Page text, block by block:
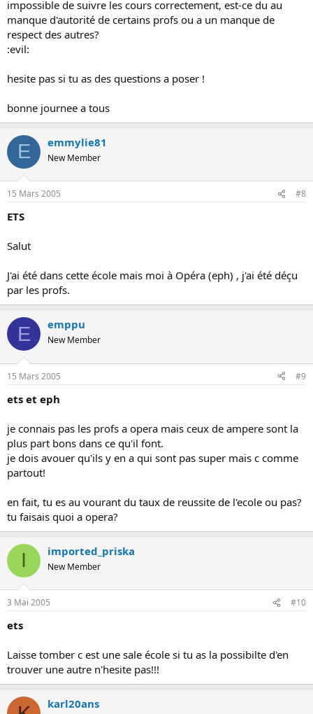
impossible de suivre les cours correctement, est-ce du au
manque d'autorité de certains profs ou a un manque de
respect des autres?
:evil:
hesite pas si tu as des questions a poser !
bonne journee a tous
E emmylie81
New Member
15 Mars 2005 #8
ETS
Salut
J'ai été dans cette école mais moi à Opéra (eph) , j'ai été déçu
par les profs.
E emppu
New Member
15 Mars 2005 #9
ets et eph
je connais pas les profs a opera mais ceux de ampere sont la
plus part bons dans ce qu'il font.
je dois avouer qu'ils y en a qui sont pas super mais c comme
partout!
en fait, tu es au vourant du taux de reussite de l'ecole ou pas?
tu faisais quoi a opera?
I imported_priska
New Member
3 Mai 2005 #10
ets
Laisse tomber c est une sale école si tu as la possibilte d'en
trouver une autre n'hesite pas!!!
karl20ans